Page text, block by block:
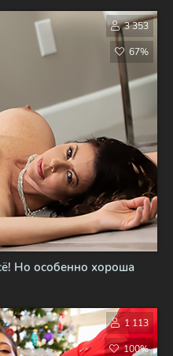
Но особенно хороша
3 353
67%
1 113
100%